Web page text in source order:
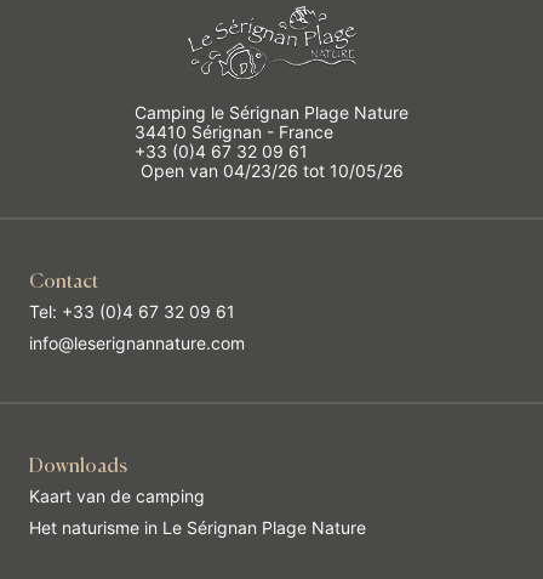
Camping le Sérignan Plage Nature
34410 Sérignan - France
+33 (0)4 67 32 09 61
Open van 04/23/26 tot 10/05/26
Contact
Tel: +33 (0)4 67 32 09 61
info@leserignannature.com
Downloads
Kaart van de camping
Het naturisme in Le Sérignan Plage Nature